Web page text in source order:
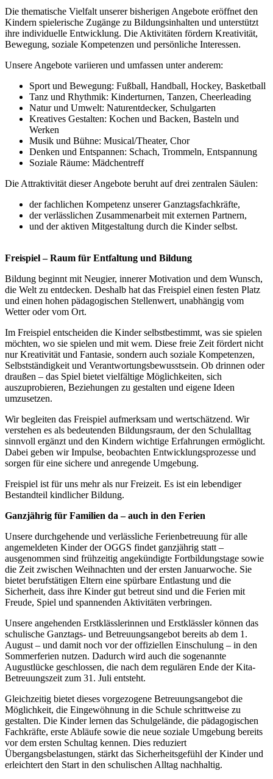
Die thematische Vielfalt unserer bisherigen Angebote eröffnet den
Kindern spielerische Zugänge zu Bildungsinhalten und unterstützt
ihre individuelle Entwicklung. Die Aktivitäten fördern Kreativität,
Bewegung, soziale Kompetenzen und persönliche Interessen.
Unsere Angebote variieren und umfassen unter anderem:
Sport und Bewegung: Fußball, Handball, Hockey, Basketball
Tanz und Rhythmik: Kinderturnen, Tanzen, Cheerleading
Natur und Umwelt: Naturentdecker, Schulgarten
Kreatives Gestalten: Kochen und Backen, Basteln und
Werken
Musik und Bühne: Musical/Theater, Chor
Denken und Entspannen: Schach, Trommeln, Entspannung
Soziale Räume: Mädchentreff
Die Attraktivität dieser Angebote beruht auf drei zentralen Säulen:
der fachlichen Kompetenz unserer Ganztagsfachkräfte,
der verlässlichen Zusammenarbeit mit externen Partnern,
und der aktiven Mitgestaltung durch die Kinder selbst.
Freispiel – Raum für Entfaltung und Bildung
Bildung beginnt mit Neugier, innerer Motivation und dem Wunsch,
die Welt zu entdecken. Deshalb hat das Freispiel einen festen Platz
und einen hohen pädagogischen Stellenwert, unabhängig vom
Wetter oder vom Ort.
Im Freispiel entscheiden die Kinder selbstbestimmt, was sie spielen
möchten, wo sie spielen und mit wem. Diese freie Zeit fördert nicht
nur Kreativität und Fantasie, sondern auch soziale Kompetenzen,
Selbstständigkeit und Verantwortungsbewusstsein. Ob drinnen oder
draußen – das Spiel bietet vielfältige Möglichkeiten, sich
auszuprobieren, Beziehungen zu gestalten und eigene Ideen
umzusetzen.
Wir begleiten das Freispiel aufmerksam und wertschätzend. Wir
verstehen es als bedeutenden Bildungsraum, der den Schulalltag
sinnvoll ergänzt und den Kindern wichtige Erfahrungen ermöglicht.
Dabei geben wir Impulse, beobachten Entwicklungsprozesse und
sorgen für eine sichere und anregende Umgebung.
Freispiel ist für uns mehr als nur Freizeit. Es ist ein lebendiger
Bestandteil kindlicher Bildung.
Ganzjährig für Familien da – auch in den Ferien
Unsere durchgehende und verlässliche Ferienbetreuung für alle
angemeldeten Kinder der OGGS findet ganzjährig statt –
ausgenommen sind frühzeitig angekündigte Fortbildungstage sowie
die Zeit zwischen Weihnachten und der ersten Januarwoche. Sie
bietet berufstätigen Eltern eine spürbare Entlastung und die
Sicherheit, dass ihre Kinder gut betreut sind und die Ferien mit
Freude, Spiel und spannenden Aktivitäten verbringen.
Unsere angehenden Erstklässlerinnen und Erstklässler können das
schulische Ganztags- und Betreuungsangebot bereits ab dem 1.
August – und damit noch vor der offiziellen Einschulung – in den
Sommerferien nutzen. Dadurch wird auch die sogenannte
Augustlücke geschlossen, die nach dem regulären Ende der Kita-
Betreuungszeit zum 31. Juli entsteht.
Gleichzeitig bietet dieses vorgezogene Betreuungsangebot die
Möglichkeit, die Eingewöhnung in die Schule schrittweise zu
gestalten. Die Kinder lernen das Schulgelände, die pädagogischen
Fachkräfte, erste Abläufe sowie die neue soziale Umgebung bereits
vor dem ersten Schultag kennen. Dies reduziert
Übergangsbelastungen, stärkt das Sicherheitsgefühl der Kinder und
erleichtert den Start in den schulischen Alltag nachhaltig.